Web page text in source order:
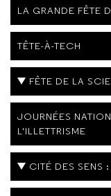
LA GRANDE FÊTE
TÊTE-À-TECH
FÊTE DE LA
JOURNÉES
L'ILLETTRISME
CITÉ DES SENS